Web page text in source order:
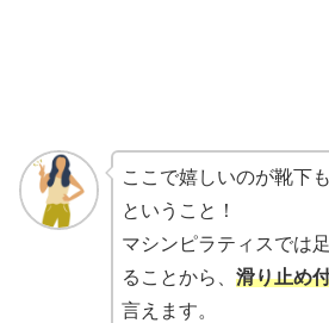
ここで嬉しいのが靴下
ということ！
マシンピラティスでは
ることから、 滑り止め
言えます。